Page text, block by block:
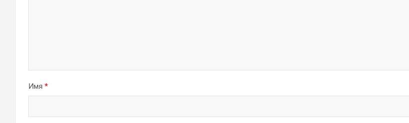
Имя *